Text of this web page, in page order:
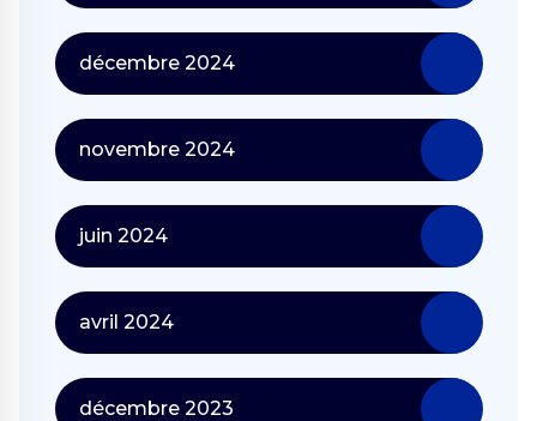
décembre 2024
novembre 2024
juin 2024
avril 2024
décembre 2023